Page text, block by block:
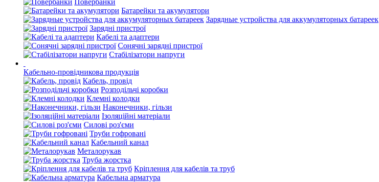
Повербанки
Батарейки та акумулятори
Зарядные устройства для аккумуляторных батареек
Зарядні пристрої
Кабелі та адаптери
Сонячні зарядні пристрої
Стабілізатори напруги
Кабельно-провідникова продукція
Кабель, провід
Розподільчі коробки
Клемні колодки
Наконечники, гільзи
Ізоляційні матеріали
Силові роз'єми
Труби гофровані
Кабельний канал
Металорукав
Труба жорстка
Кріплення для кабелів та труб
Кабельна арматура